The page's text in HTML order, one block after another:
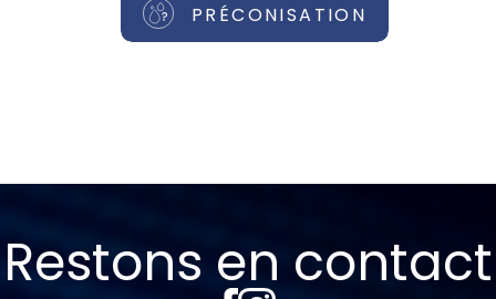
PRÉCONISATION
Restons en contact